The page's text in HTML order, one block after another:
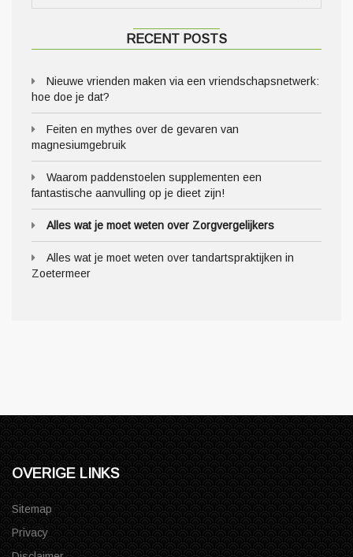
RECENT POSTS
Nieuwe vrienden maken via een vriendschapsnetwerk:
hoe doe je dat?
Feiten en mythes over de gevaren van
magnesiumgebruik
Waarom paddenstoelen supplementen een
fantastische aanvulling op je dieet zijn!
Alles wat je moet weten over Zorgvergelijkers
Alles wat je moet weten over tandartspraktijken in
Zoetermeer
OVERIGE LINKS
Sitemap
Privacy